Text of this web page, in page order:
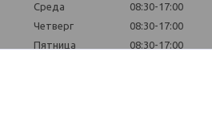
Среда
08:30-17:00
Четверг
08:30-17:00
Пятница
08:30-17:00